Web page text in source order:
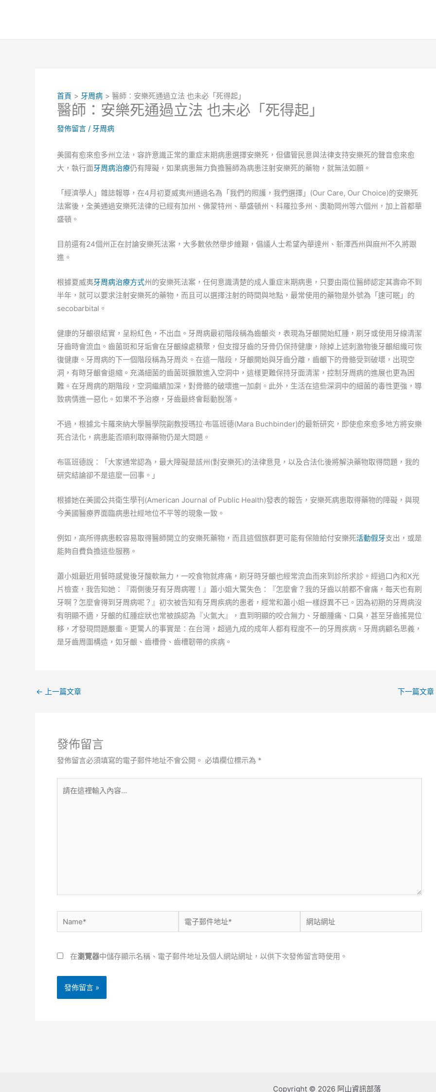
首頁 牙周病 醫師：安樂死通過立法 也未必「死得起」
醫師：安樂死通過立法 也未必「死得起」
發佈留言 / 牙周病
美國有愈來愈多州立法，容許意識正常的重症末期病患選擇安樂死，但儘管民意與法律支持安樂死的聲音愈來愈
大，執行面牙周病治療仍有障礙，如果病患無力負擔醫師為病患注射安樂死的藥物，就無法如願。
「經濟學人」雜誌報導，在4月初夏威夷州通過名為「我們的照護，我們選擇」(Our Care, Our Choice)的安樂死
法案後，全美通過安樂死法律的已經有加州、佛蒙特州、華盛頓州、科羅拉多州、奧勒岡州等六個州，加上首都華
盛頓。
目前還有24個州正在討論安樂死法案，大多數依然舉步維艱，倡議人士希望內華達州、新澤西州與麻州不久將跟
進。
根據夏威夷牙周病治療方式州的安樂死法案，任何意識清楚的成人重症末期病患，只要由兩位醫師認定其壽命不到
半年，就可以要求注射安樂死的藥物，而且可以選擇注射的時間與地點，最常使用的藥物是外號為「速可眠」的
secobarbital。
健康的牙齦很結實，呈粉紅色，不出血。牙周病最初階段稱為齒齦炎，表現為牙齦開始紅腫，刷牙或使用牙線清潔
牙齒時會流血。齒菌斑和牙垢會在牙齦線處積聚，但支撐牙齒的牙骨仍保持健康，除掉上述刺激物後牙齦組織可恢
復健康。牙周病的下一個階段稱為牙周炎。在這一階段，牙齦開始與牙齒分離，齒齦下的骨骼受到破壞，出現空
洞，有時牙齦會退縮。充滿細菌的齒菌斑擴散進入空洞中，這樣更難保持牙面清潔，控制牙周病的進展也更為困
難。在牙周病的期階段，空洞繼續加深，對骨骼的破壞進一加劇。此外，生活在這些深洞中的細菌的毒性更強，導
致病情進一惡化。如果不予治療，牙齒最終會鬆動脫落。
不過，根據北卡羅來納大學醫學院副教授瑪拉‧布區班德(Mara Buchbinder)的最新研究，即使愈來愈多地方將安樂
死合法化，病患能否順利取得藥物仍是大問題。
布區班德說：「大家通常認為，最大障礙是該州(對安樂死)的法律意見，以及合法化後將解決藥物取得問題，我的
研究結論卻不是這麼一回事。」
根據她在美國公共衛生學刊(American Journal of Public Health)發表的報告，安樂死病患取得藥物的障礙，與現
今美國醫療界面臨病患社經地位不平等的現象一致。
例如，高所得病患較容易取得醫師開立的安樂死藥物，而且這個族群更可能有保險給付安樂死活動假牙支出，或是
能夠自費負擔這些服務。
蕭小姐最近用餐時感覺後牙酸軟無力，一咬食物就疼痛，刷牙時牙齦也經常流血而來到診所求診。經過口內和X光
片檢查，我告知她：『兩側後牙有牙周病喔！』蕭小姐大驚失色：『怎麼會？我的牙齒以前都不會痛，每天也有刷
牙啊？怎麼會得到牙周病呢？』初次被告知有牙周疾病的患者，經常和蕭小姐一樣訝異不已。因為初期的牙周病沒
有明顯不適，牙齦的紅腫症狀也常被誤認為『火氣大』，直到明顯的咬合無力、牙齦腫痛、口臭，甚至牙齒搖晃位
移，才發現問題嚴重。更驚人的事實是：在台灣，超過九成的成年人都有程度不一的牙周疾病。牙周病顧名思義，
是牙齒周圍構造，如牙齦、齒槽骨、齒槽韌帶的疾病。
← 上一篇文章 下一篇文章
發佈留言
發佈留言必須填寫的電子郵件地址不會公開。 必填欄位標示為 *
在
Name*
子
件
站
址
在瀏覽器中儲存顯示名稱、電子郵件地址及個人網站網址，以供下次發佈留言時使用。
Copyright © 2026 阿山資訊部落